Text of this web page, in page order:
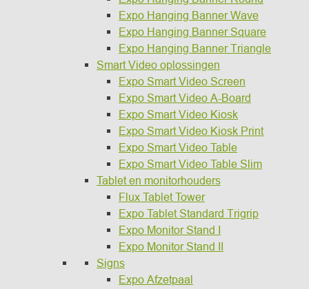
Expo Hanging Banner Wave
Expo Hanging Banner Square
Expo Hanging Banner Triangle
Smart Video oplossingen
Expo Smart Video Screen
Expo Smart Video A-Board
Expo Smart Video Kiosk
Expo Smart Video Kiosk Print
Expo Smart Video Table
Expo Smart Video Table Slim
Tablet en monitorhouders
Flux Tablet Tower
Expo Tablet Standard Trigrip
Expo Monitor Stand I
Expo Monitor Stand II
Signs
Expo Afzetpaal